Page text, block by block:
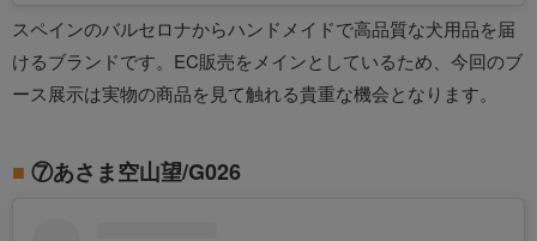
スペインのバルセロナからハンドメイドで高品質な犬用品を届
けるブランドです。EC販売をメインとしているため、今回のブ
ース展示は実物の商品を見て触れる貴重な機会となります。
⑦あさま空山望/G026